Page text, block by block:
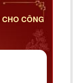
CÔNG